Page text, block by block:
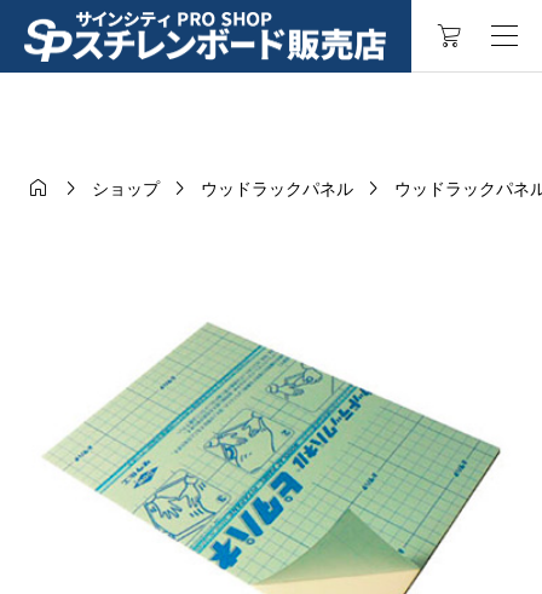
  ショップ  ウッドラックパネル  ウッドラックパネ